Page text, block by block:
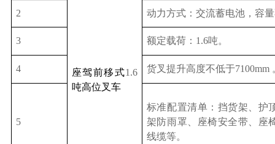
座驾前移式1.6
吨高位叉车
2 动力方式：交流蓄电池，容
3 额定载荷： 1.6吨。
4 货叉提升高度不低于7100mm
5
标准配置清单：挡货架、护
架防雨罩、座椅安全带、座
线缆等。